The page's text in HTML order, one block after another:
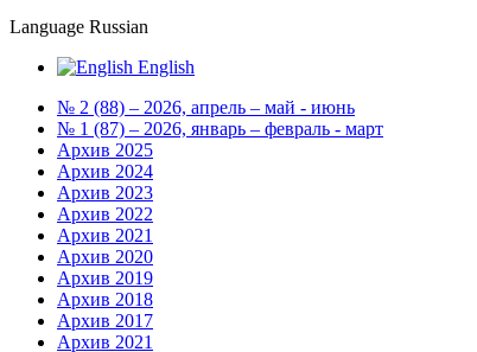
Language Russian
English
№ 2 (88) – 2026, апрель – май - июнь
№ 1 (87) – 2026, январь – февраль - март
Архив 2025
Архив 2024
Архив 2023
Архив 2022
Архив 2021
Архив 2020
Архив 2019
Архив 2018
Архив 2017
Архив 2021